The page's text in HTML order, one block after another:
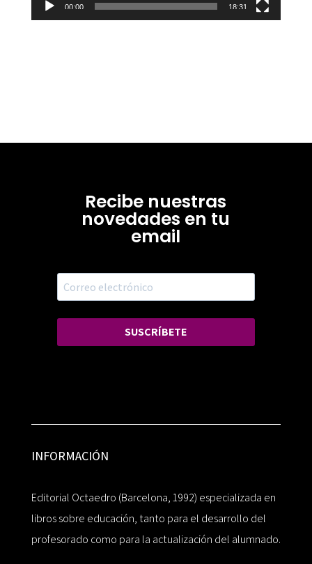
00:00 18:31
Recibe nuestras
novedades en tu
email
SUSCRÍBETE
INFORMACIÓN
Editorial Octaedro (Barcelona, 1992) especializada en
libros sobre educación, tanto para el desarrollo del
profesorado como para la actualización del alumnado.